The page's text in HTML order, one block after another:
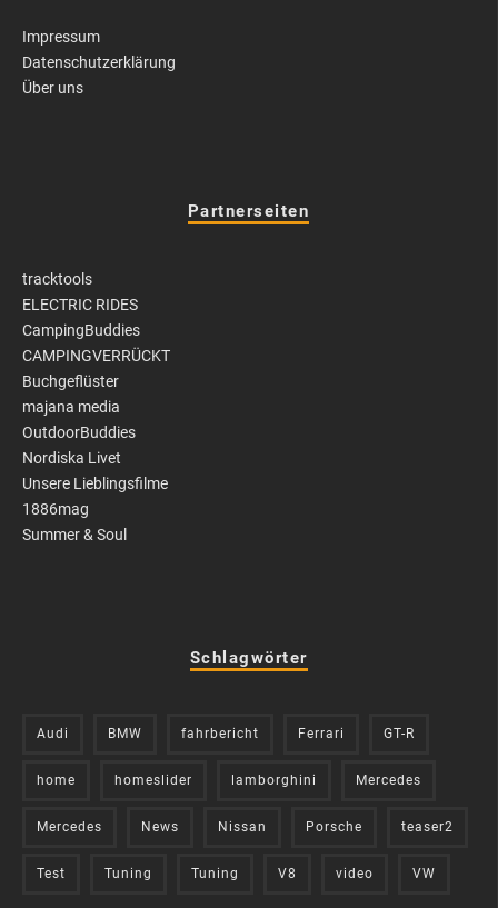
Impressum
Datenschutzerklärung
Über uns
Partnerseiten
tracktools
ELECTRIC RIDES
CampingBuddies
CAMPINGVERRÜCKT
Buchgeflüster
majana media
OutdoorBuddies
Nordiska Livet
Unsere Lieblingsfilme
1886mag
Summer & Soul
Schlagwörter
Audi BMW fahrbericht Ferrari GT-R
home homeslider lamborghini Mercedes
Mercedes News Nissan Porsche teaser2
Test Tuning Tuning V8 video VW